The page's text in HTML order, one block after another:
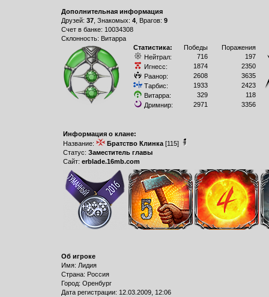
Дополнительная информация
Друзей: 37, Знакомых: 4, Врагов: 9
Счет в банке: 10034308
Склонность: Витарра
Статистика:
Победы
Поражения
Нейтрал:
716
197
Игнесс:
1874
2350
Раанор:
2608
3635
Тарбис:
1933
2423
Витарра:
329
118
Дримнир:
2971 3356
Информация о клане:
Название:
Братство Клинка[115]
Статус: Заместитель главы
Сайт: erblade.16mb.com
Об игроке
Имя: Лидия
Страна: Россия
Город: Оренбург
Дата регистрации: 12.03.2009, 12:06